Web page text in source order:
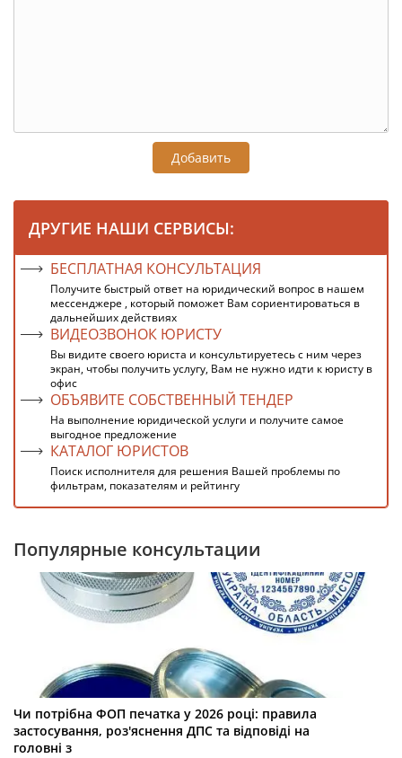
Добавить
ДРУГИЕ НАШИ СЕРВИСЫ:
БЕСПЛАТНАЯ КОНСУЛЬТАЦИЯ
Получите быстрый ответ на юридический вопрос в нашем
мессенджере , который поможет Вам сориентироваться в
дальнейших действиях
ВИДЕОЗВОНОК ЮРИСТУ
Вы видите своего юриста и консультируетесь с ним через
экран, чтобы получить услугу, Вам не нужно идти к юристу в
офис
ОБЪЯВИТЕ СОБСТВЕННЫЙ ТЕНДЕР
На выполнение юридической услуги и получите самое
выгодное предложение
КАТАЛОГ ЮРИСТОВ
Поиск исполнителя для решения Вашей проблемы по
фильтрам, показателям и рейтингу
Популярные консультации
Чи потрібна ФОП печатка у 2026 році: правила
застосування, роз'яснення ДПС та відповіді на
головні з